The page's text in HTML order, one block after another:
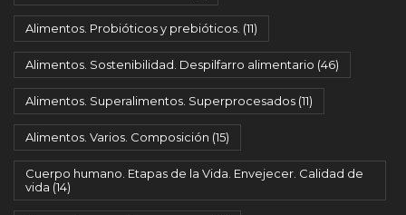
Alimentos. Probióticos y prebióticos. (11)
Alimentos. Sostenibilidad. Despilfarro alimentario (46)
Alimentos. Superalimentos. Superprocesados (11)
Alimentos. Varios. Composición (15)
Cuerpo humano. Etapas de la Vida. Envejecer. Calidad de
vida (14)